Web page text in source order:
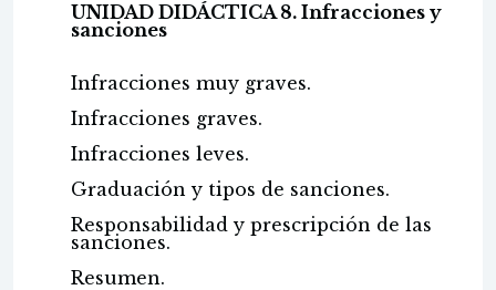
UNIDAD DIDÁCTICA 8. Infracciones y
sanciones
Infracciones muy graves.
Infracciones graves.
Infracciones leves.
Graduación y tipos de sanciones.
Responsabilidad y prescripción de las
sanciones.
Resumen.